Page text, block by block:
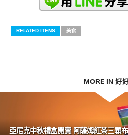
RELATED ITEMS 美食
MORE IN 好
亞尼克中秋禮盒開賣 阿薩姆紅茶三顆